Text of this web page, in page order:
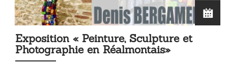
Exposition « Peinture, Sculpture et
Photographie en Réalmontais»